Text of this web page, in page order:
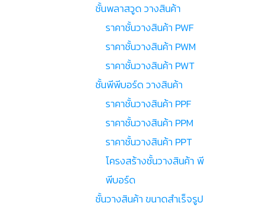
ชั้นพลาสวูด วางสินค้า
ราคาชั้นวางสินค้า PWF
ราคาชั้นวางสินค้า PWM
ราคาชั้นวางสินค้า PWT
ชั้นพีพีบอร์ด วางสินค้า
ราคาชั้นวางสินค้า PPF
ราคาชั้นวางสินค้า PPM
ราคาชั้นวางสินค้า PPT
โครงสร้างชั้นวางสินค้า พี
พีบอร์ด
ชั้นวางสินค้า ขนาดสำเร็จรูป